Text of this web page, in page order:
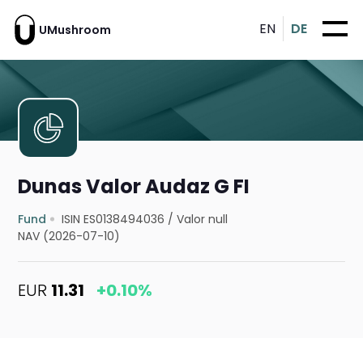
UMushroom EN DE
Dunas Valor Audaz G FI
Fund ISIN ES0138494036 /Valor null
NAV (2026-07-10)
EUR 11.31 +0.10%